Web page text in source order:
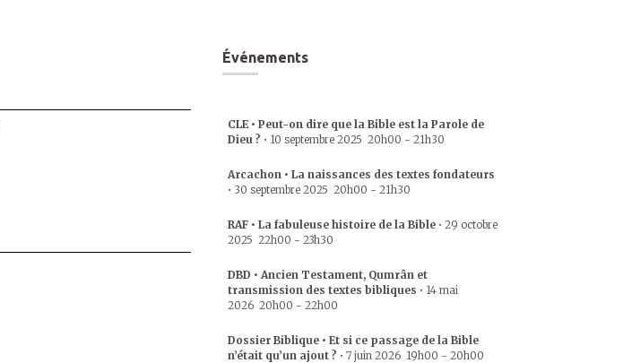
Événements
CLE • Peut-on dire que la Bible est la Parole de
Dieu ? • 10 septembre 2025 20h00 - 21h30
Arcachon • La naissances des textes fondateurs
• 30 septembre 2025 20h00 - 21h30
RAF • La fabuleuse histoire de la Bible • 29 octobre
2025 22h00 - 23h30
DBD • Ancien Testament, Qumrân et
transmission des textes bibliques • 14 mai
2026 20h00 - 22h00
Dossier Biblique • Et si ce passage de la Bible
n’était qu’un ajout ? • 7 juin 2026 19h00 - 20h00